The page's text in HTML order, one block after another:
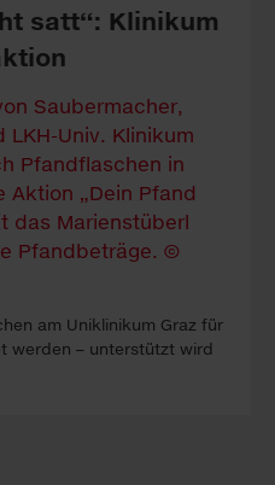
satt“: Klinikum
am Uni­klinikum Graz für
werden – unter­stützt wird